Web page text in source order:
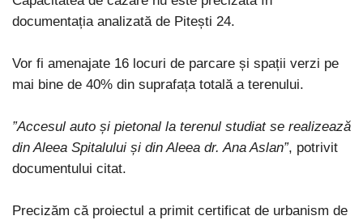
documentația analizată de Pitești 24.
Vor fi amenajate 16 locuri de parcare și spații verzi pe
mai bine de 40% din suprafața totală a terenului.
”Accesul auto și pietonal la terenul studiat se realizează
din Aleea Spitalului și din Aleea dr. Ana Aslan”, potrivit
documentului citat.
Precizăm că proiectul a primit certificat de urbanism de